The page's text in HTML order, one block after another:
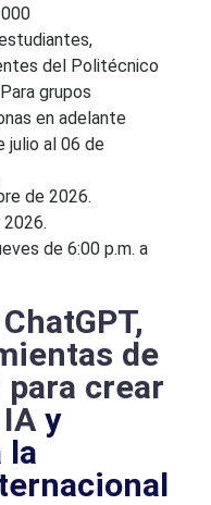
del Politécnico
grupos
en adelante
julio al 06 de
de 2026.
de 6:00 p.m. a
de
crear
y
la